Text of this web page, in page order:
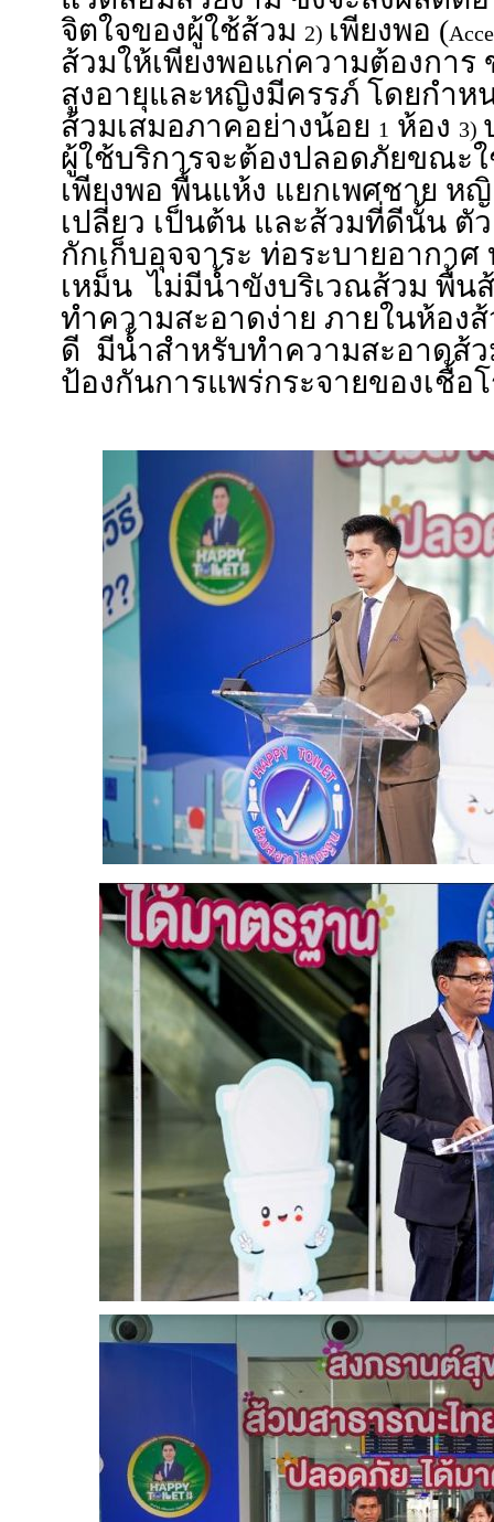
จิตใจของผู้ใช้ส้วม 2) เพียงพอ (
ส้วมให้เพียงพอแก่ความต้องการ
สูงอายุและหญิงมีครรภ์ โดยกำ
ส้วมเสมอภาคอย่างน้อย 1 ห้อง 3)
ผู้ใช้บริการจะต้องปลอดภัยขณะ
เพียงพอ พื้นแห้ง แยกเพศชาย ห
เปลี่ยว เป็นต้น และส้วมที่ดีนั้น ตั
กักเก็บอุจจาระ ท่อระบายอากา
เหม็น ไม่มีน้ำขังบริเวณส้วม พื้น
ทำความสะอาดง่าย ภายในห้อง
ดี มีน้ำสำหรับทำความสะอาดส้
ป้องกันการแพร่กระจายของเชื้อ